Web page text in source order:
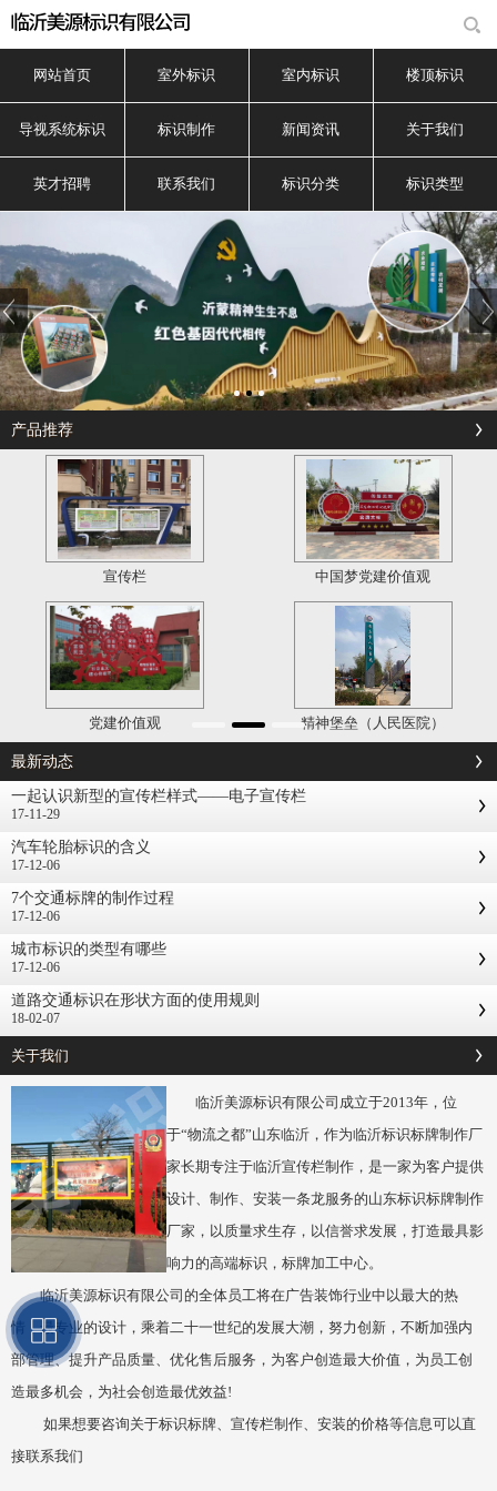
网站首页 室外标识 室内标识 楼顶标识
导视系统标识 标识制作 新闻资讯 关于我们
英才招聘 联系我们 标识分类 标识类型
产品推荐
宣传栏 中国梦党建价值观
党建价值观 精神堡垒（人民医院）
最新动态
一起认识新型的宣传栏样式——电子宣传栏
17-11-29
汽车轮胎标识的含义
17-12-06
7个交通标牌的制作过程
17-12-06
城市标识的类型有哪些
17-12-06
道路交通标识在形状方面的使用规则
18-02-07
关于我们
临沂美源标识有限公司成立于2013年，位
于“物流之都”山东临沂，作为临沂标识标牌制作厂
家长期专注于临沂宣传栏制作，是一家为客户提供
设计、制作、安装一条龙服务的山东标识标牌制作
厂家，以质量求生存，以信誉求发展，打造最具影
响力的高端标识，标牌加工中心。
临沂美源标识有限公司的全体员工将在广告装饰行业中以最大的热
情，最专业的设计，乘着二十一世纪的发展大潮，努力创新，不断加强内
部管理、提升产品质量、优化售后服务，为客户创造最大价值，为员工创
造最多机会，为社会创造最优效益!
如果想要咨询关于标识标牌、宣传栏制作、安装的价格等信息可以直
接联系我们